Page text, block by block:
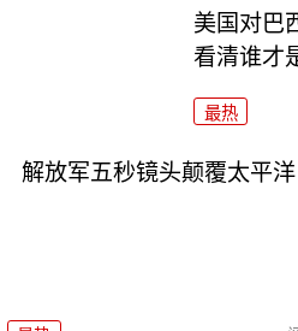
美国对巴
看清谁才
最热
解放军五秒镜头颠覆太平